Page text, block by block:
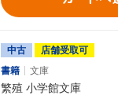
中古
店舗受取可
書籍
文庫
繁殖 小学館文庫